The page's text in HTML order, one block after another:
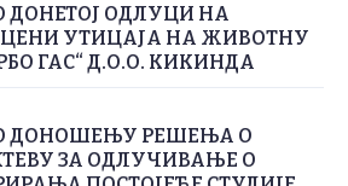
ДОНЕТОЈ ОДЛУЦИ НА
УТИЦАЈА НА ЖИВОТНУ
ГАС“ Д.О.О. КИКИНДА
ДОНОШЕЊУ РЕШЕЊА О
ЗА ОДЛУЧИВАЊЕ О